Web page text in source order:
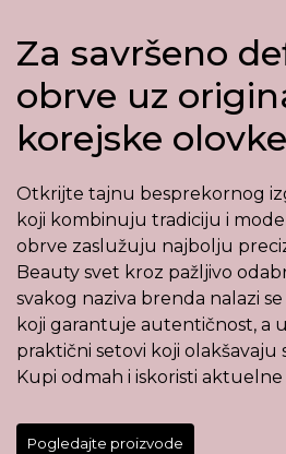
Za savršeno
obrve uz
korejske
Otkrijte tajnu besprekornog
koji kombinuju tradiciju i
obrve zaslužuju najbolju
Beauty svet kroz pažljivo
svakog naziva brenda nalazi
koji garantuje autentičnost, a
praktični setovi koji
Kupi odmah i iskoristi
Pogledajte proizvode